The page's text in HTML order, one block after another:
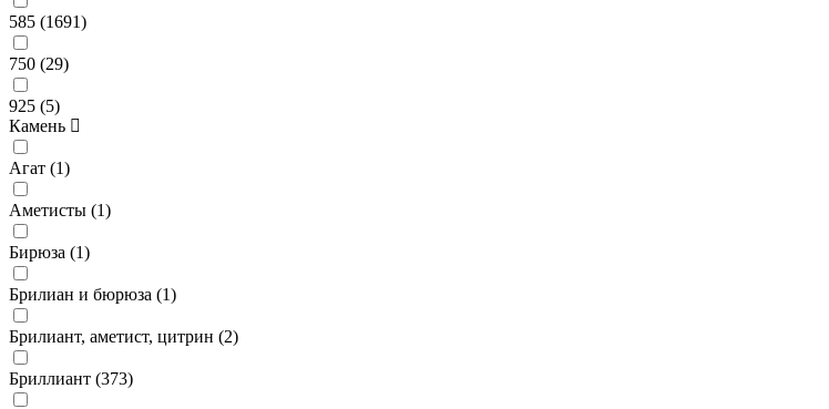
585 (1691)
750 (29)
925 (5)
Камень
Агат (1)
Аметисты (1)
Бирюза (1)
Брилиан и бюрюза (1)
Брилиант, аметист, цитрин (2)
Бриллиант (373)